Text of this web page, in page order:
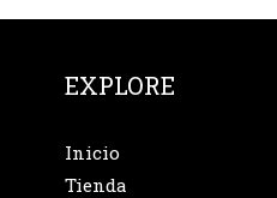
EXPLORE
Inicio
Tienda